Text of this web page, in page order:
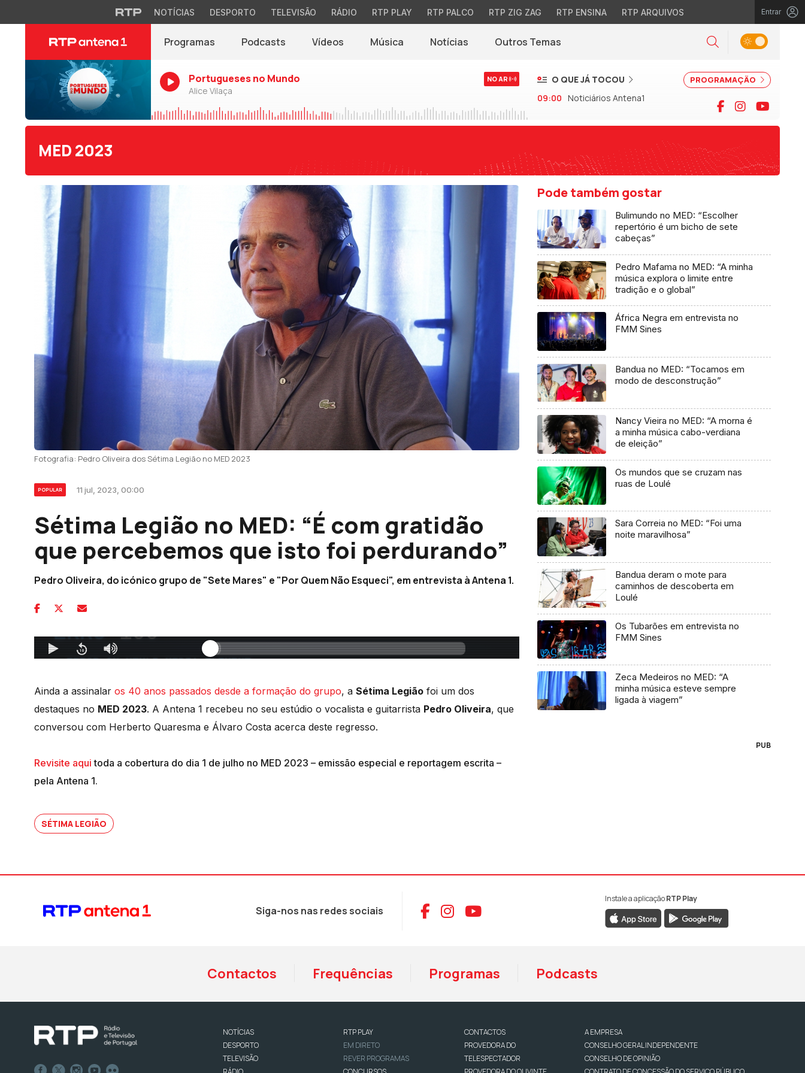
NOTÍCIAS DESPORTO TELEVISÃO RÁDIO RTP PLAY RTP PALCO RTP ZIG ZAG RTP ENSINA RTP ARQUIVOS Entrar
Programas Podcasts Vídeos Música Notícias(abre em nova janela)
Outros Temas Pesquisar
Alternar tema
Portugueses no Mundo
Alice Vilaça
NO AR PROGRAMAÇÃO
O QUE JÁ TOCOU
09:00 Noticiários Antena1 Facebook
Instagram
MED 2023
Fotografia: Pedro Oliveira dos Sétima Legião no MED 2023
POPULAR 11 jul, 2023, 00:00
Sétima Legião no MED: “É com gratidão
que percebemos que isto foi perdurando”
Pedro Oliveira, do icónico grupo de "Sete Mares" e "Por Quem Não Esqueci", em entrevista à Antena 1.
Ainda a assinalar os 40 anos passados desde a formação do grupo, a Sétima Legião foi um dos
destaques no MED 2023. A Antena 1 recebeu no seu estúdio o vocalista e guitarrista Pedro Oliveira, que
conversou com Herberto Quaresma e Álvaro Costa acerca deste regresso.
Revisite aqui toda a cobertura do dia 1 de julho no MED 2023 – emissão especial e reportagem escrita –
pela Antena 1.
SÉTIMA LEGIÃO
Pode também gostar
Bulimundo no MED: “Escolher
repertório é um bicho de sete
cabeças”
Pedro Mafama no MED: “A minha
música explora o limite entre
tradição e o global”
África Negra em entrevista no
FMM Sines
Bandua no MED: “Tocamos em
modo de desconstrução”
Nancy Vieira no MED: “A morna é
a minha música cabo-verdiana
de eleição”
Os mundos que se cruzam nas
ruas de Loulé
Sara Correia no MED: “Foi uma
noite maravilhosa”
Bandua deram o mote para
caminhos de descoberta em
Loulé
Os Tubarões em entrevista no
FMM Sines
Zeca Medeiros no MED: “A
minha música esteve sempre
ligada à viagem”
PUB
Siga-nos nas redes sociais Aceder ao Facebook da RTP Antena 1
Aceder ao Instagram da RTP Antena 1
Aceder ao YouTube da RTP Antena 1
Instale a aplicaçãoRTP Play
Contactos Frequências Programas Podcasts
NOTÍCIAS
DESPORTO
TELEVISÃO
RTP PLAY
EM DIRETO
REVER PROGRAMAS
CONTACTOS
PROVEDORA DO
TELESPECTADOR
A EMPRESA
CONSELHO GERAL INDEPENDENTE
CONSELHO DE OPINIÃO